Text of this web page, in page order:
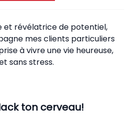
et révélatrice de potentiel,
mes clients particuliers
à vivre une vie heureuse,
sans stress.
ton cerveau!